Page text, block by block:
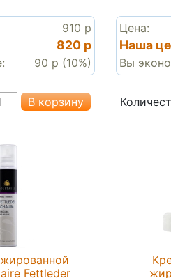
910 р
820 р
90 р (10%)
Цена:
Наша
Вы
Fettleder